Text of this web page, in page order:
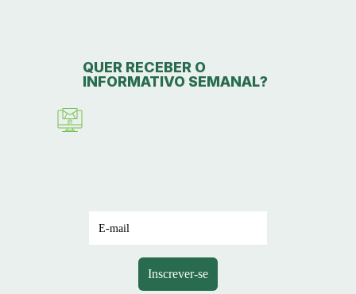
QUER RECEBER O
INFORMATIVO SEMANAL?